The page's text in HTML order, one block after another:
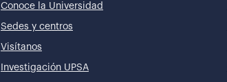
Conoce la Universidad
Sedes y centros
Visítanos
Investigación UPSA